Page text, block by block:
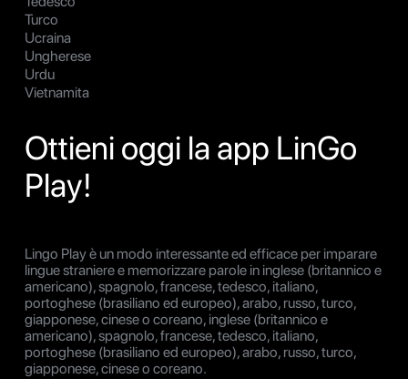
Turco
Ucraina
Ungherese
Urdu
Vietnamita
Ottieni oggi la app LinGo
Play!
Lingo Play è un modo interessante ed efficace per imparare
lingue straniere e memorizzare parole in inglese (britannico e
americano), spagnolo, francese, tedesco, italiano,
portoghese (brasiliano ed europeo), arabo, russo, turco,
giapponese, cinese o coreano, inglese (britannico e
americano), spagnolo, francese, tedesco, italiano,
portoghese (brasiliano ed europeo), arabo, russo, turco,
giapponese, cinese o coreano.